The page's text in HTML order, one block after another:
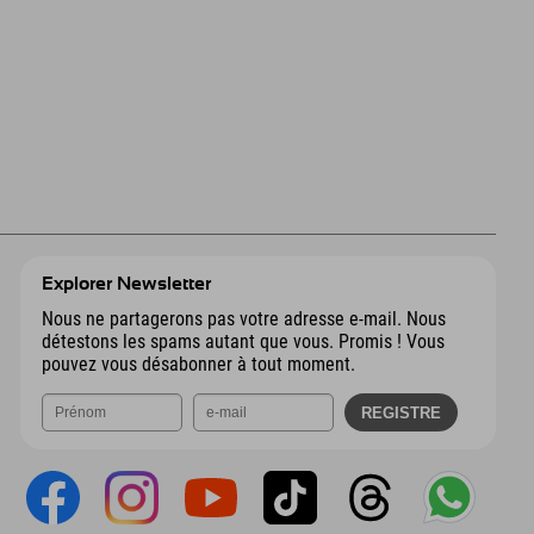
Explorer Newsletter
Nous ne partagerons pas votre adresse e-mail. Nous
détestons les spams autant que vous. Promis ! Vous
pouvez vous désabonner à tout moment.